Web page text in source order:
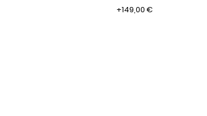
+149,00 €